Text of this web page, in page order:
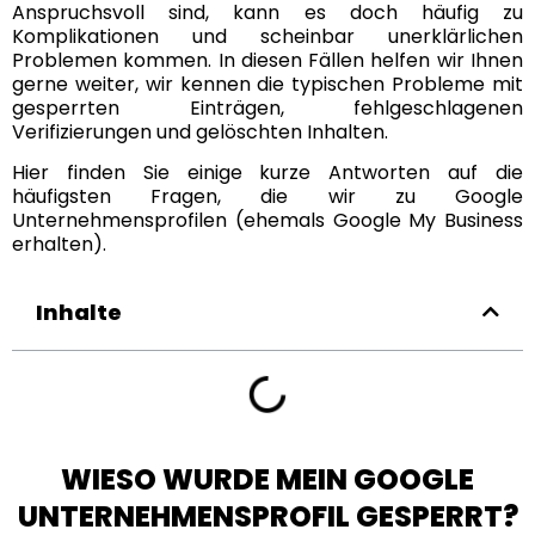
Anspruchsvoll sind, kann es doch häufig zu
Komplikationen und scheinbar unerklärlichen
Problemen kommen. In diesen Fällen helfen wir Ihnen
gerne weiter, wir kennen die typischen Probleme mit
gesperrten Einträgen, fehlgeschlagenen
Verifizierungen und gelöschten Inhalten.
Hier finden Sie einige kurze Antworten auf die
häufigsten Fragen, die wir zu Google
Unternehmensprofilen (ehemals Google My Business
erhalten).
Inhalte
WIESO WURDE MEIN GOOGLE
UNTERNEHMENSPROFIL GESPERRT?